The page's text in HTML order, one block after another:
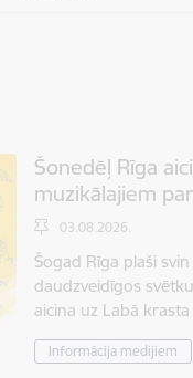
Šonedēļ Rīga
muzikālajiem
03.08.2026.
Šogad Rīga plaši
daudzveidīgos
aicina uz Labā
Informācija medijiem